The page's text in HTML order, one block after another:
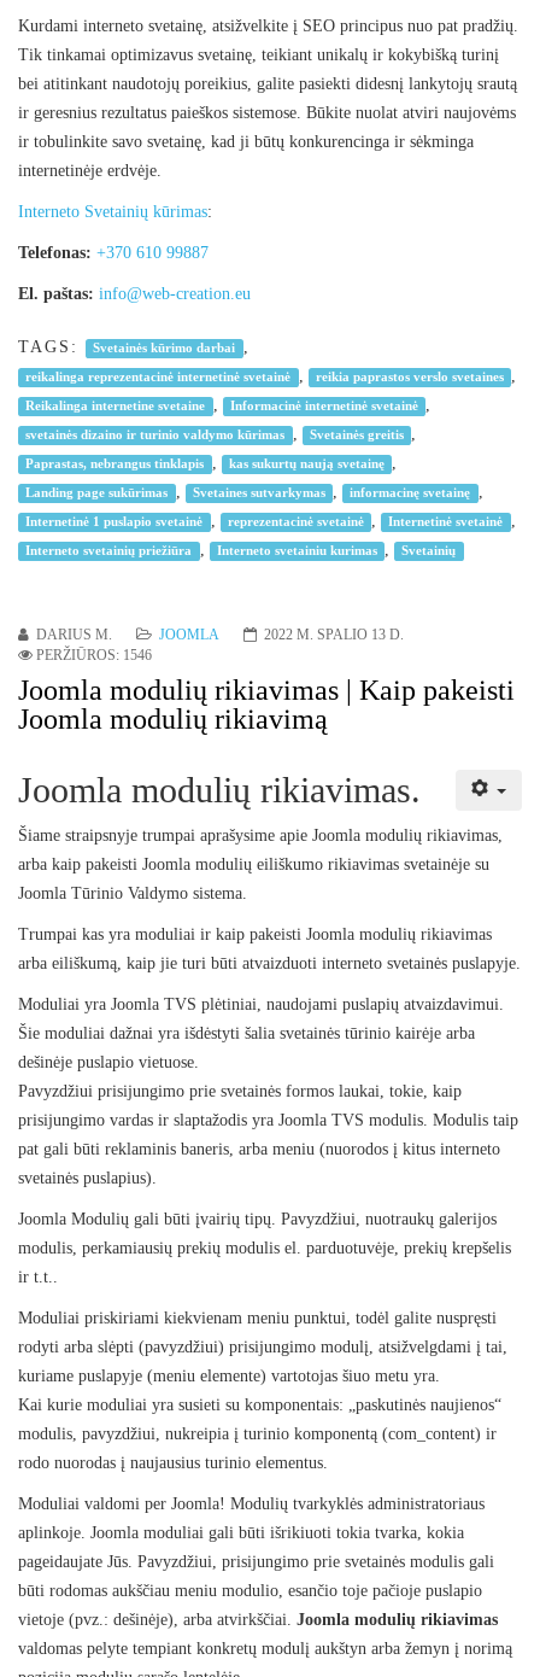
Kurdami interneto svetainę, atsižvelkite į SEO principus nuo pat pradžių.
Tik tinkamai optimizavus svetainę, teikiant unikalų ir kokybišką turinį
bei atitinkant naudotojų poreikius, galite pasiekti didesnį lankytojų srautą
ir geresnius rezultatus paieškos sistemose. Būkite nuolat atviri naujovėms
ir tobulinkite savo svetainę, kad ji būtų konkurencinga ir sėkminga
internetinėje erdvėje.
Interneto Svetainių kūrimas:
Telefonas: +370 610 99887
El. paštas: info@web-creation.eu
TAGS: Svetainės kūrimo darbai ,
reikalinga reprezentacinė internetinė svetainė , reikia paprastos verslo svetaines ,
Reikalinga internetine svetaine , Informacinė internetinė svetainė ,
svetainės dizaino ir turinio valdymo kūrimas , Svetainės greitis ,
Paprastas, nebrangus tinklapis , kas sukurtų naują svetainę ,
Landing page sukūrimas , Svetaines sutvarkymas , informacinę svetainę ,
Internetinė 1 puslapio svetainė , reprezentacinė svetainė , Internetinė svetainė ,
Interneto svetainių priežiūra , Interneto svetainiu kurimas , Svetainių
DARIUS M. JOOMLA
2022 M. SPALIO 13 D.
PERŽIŪROS: 1546
Joomla modulių rikiavimas | Kaip pakeisti
Joomla modulių rikiavimą
Joomla modulių rikiavimas.
Šiame straipsnyje trumpai aprašysime apie Joomla modulių rikiavimas,
arba kaip pakeisti Joomla modulių eiliškumo rikiavimas svetainėje su
Joomla Tūrinio Valdymo sistema.
Trumpai kas yra moduliai ir kaip pakeisti Joomla modulių rikiavimas
arba eiliškumą, kaip jie turi būti atvaizduoti interneto svetainės puslapyje.
Moduliai yra Joomla TVS plėtiniai, naudojami puslapių atvaizdavimui.
Šie moduliai dažnai yra išdėstyti šalia svetainės tūrinio kairėje arba
dešinėje puslapio vietuose.
Pavyzdžiui prisijungimo prie svetainės formos laukai, tokie, kaip
prisijungimo vardas ir slaptažodis yra Joomla TVS modulis. Modulis taip
pat gali būti reklaminis baneris, arba meniu (nuorodos į kitus interneto
svetainės puslapius).
Joomla Modulių gali būti įvairių tipų. Pavyzdžiui, nuotraukų galerijos
modulis, perkamiausių prekių modulis el. parduotuvėje, prekių krepšelis
ir t.t..
Moduliai priskiriami kiekvienam meniu punktui, todėl galite nuspręsti
rodyti arba slėpti (pavyzdžiui) prisijungimo modulį, atsižvelgdami į tai,
kuriame puslapyje (meniu elemente) vartotojas šiuo metu yra.
Kai kurie moduliai yra susieti su komponentais: „paskutinės naujienos“
modulis, pavyzdžiui, nukreipia į turinio komponentą (com_content) ir
rodo nuorodas į naujausius turinio elementus.
Moduliai valdomi per Joomla! Modulių tvarkyklės administratoriaus
aplinkoje. Joomla moduliai gali būti išrikiuoti tokia tvarka, kokia
pageidaujate Jūs. Pavyzdžiui, prisijungimo prie svetainės modulis gali
būti rodomas aukščiau meniu modulio, esančio toje pačioje puslapio
vietoje (pvz.: dešinėje), arba atvirkščiai. Joomla modulių rikiavimas
valdomas pelyte tempiant konkretų modulį aukštyn arba žemyn į norimą